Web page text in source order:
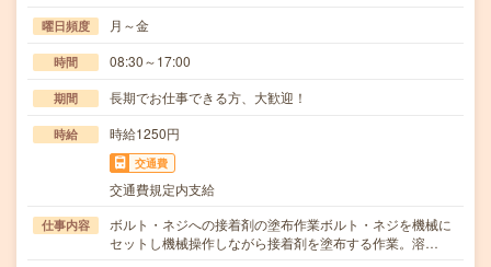
曜日頻度 月～金
時間 08:30～17:00
期間 長期でお仕事できる方、大歓迎！
時給 時給1250円
交通費
交通費規定内支給
仕事内容
ボルト・ネジへの接着剤の塗布作業ボルト・ネジを機械に
セットし機械操作しながら接着剤を塗布する作業。溶…